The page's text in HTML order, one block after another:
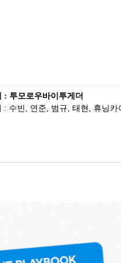
: 투모로우바이투게더
: 수빈, 연준, 범규, 태현, 휴닝카